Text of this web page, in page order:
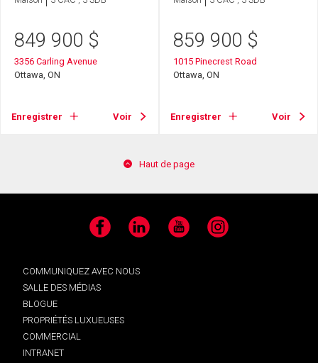
849 900 $
3356 Carling Avenue
Ottawa, ON
Enregistrer Voir
859 900 $
1015 Pinecrest Road
Ottawa, ON
Enregistrer Voir
Haut de page
Facebook LinkedIn YouTube Instagram
COMMUNIQUEZ AVEC NOUS
SALLE DES MÉDIAS
BLOGUE
PROPRIÉTÉS LUXUEUSES
COMMERCIAL
INTRANET